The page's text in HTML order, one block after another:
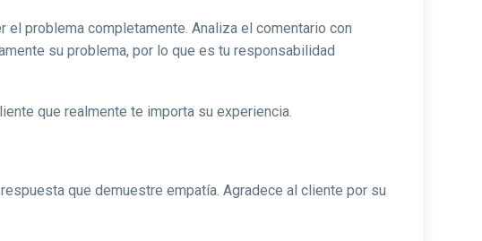
problema completamente. Analiza el comentario con
su problema, por lo que es tu responsabilidad
que realmente te importa su experiencia.
que demuestre empatía. Agradece al cliente por su